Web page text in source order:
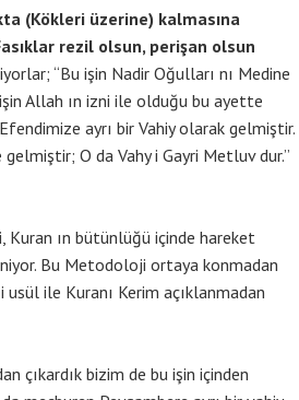
(Kökleri üzerine) kalmasına
rezil olsun, perişan olsun
“Bu işin Nadir Oğulları nı Medine
işin Allah ın izni ile olduğu bu ayette
ayrı bir Vahiy olarak gelmiştir.
O da Vahy i Gayri Metluv dur.”
ın bütünlüğü içinde hareket
Bu Metodoloji ortaya konmadan
ile Kuranı Kerim açıklanmadan
çıkardık bizim de bu işin içinden